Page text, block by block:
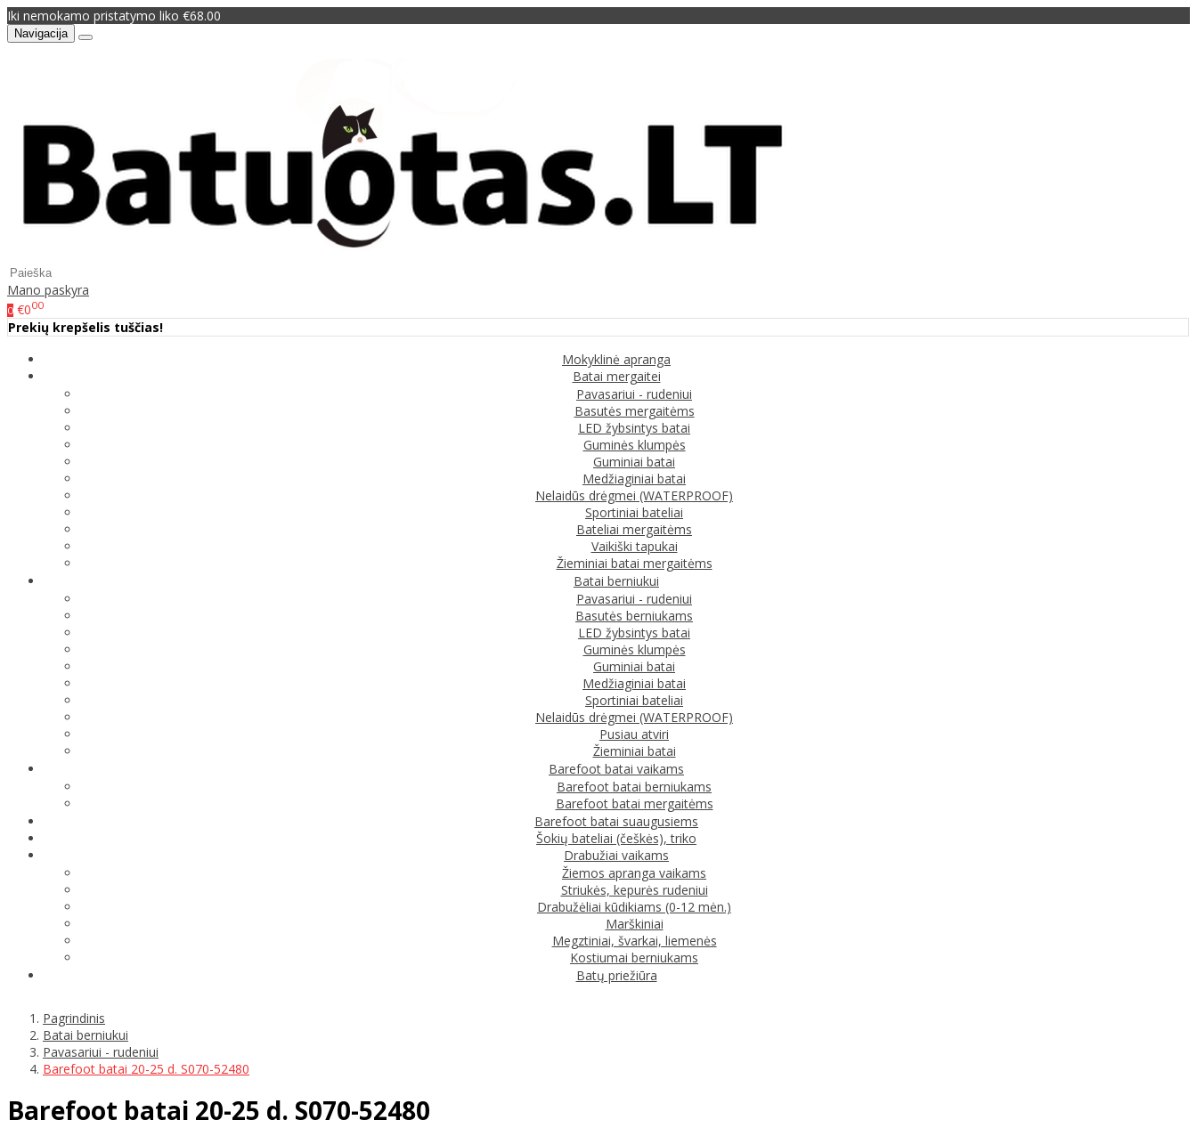
Iki nemokamo pristatymo liko €68.00
Navigacija
Mano paskyra
0 €000
Prekių krepšelis tuščias!
Mokyklinė apranga
Batai mergaitei
Pavasariui - rudeniui
Basutės mergaitėms
LED žybsintys batai
Guminės klumpės
Guminiai batai
Medžiaginiai batai
Nelaidūs drėgmei (WATERPROOF)
Sportiniai bateliai
Bateliai mergaitėms
Vaikiški tapukai
Žieminiai batai mergaitėms
Batai berniukui
Pavasariui - rudeniui
Basutės berniukams
LED žybsintys batai
Guminės klumpės
Guminiai batai
Medžiaginiai batai
Sportiniai bateliai
Nelaidūs drėgmei (WATERPROOF)
Pusiau atviri
Žieminiai batai
Barefoot batai vaikams
Barefoot batai berniukams
Barefoot batai mergaitėms
Barefoot batai suaugusiems
Šokių bateliai (češkės), triko
Drabužiai vaikams
Žiemos apranga vaikams
Striukės, kepurės rudeniui
Drabužėliai kūdikiams (0-12 mėn.)
Marškiniai
Megztiniai, švarkai, liemenės
Kostiumai berniukams
Batų priežiūra
Pagrindinis
Batai berniukui
Pavasariui - rudeniui
Barefoot batai 20-25 d. S070-52480
Barefoot batai 20-25 d. S070-52480